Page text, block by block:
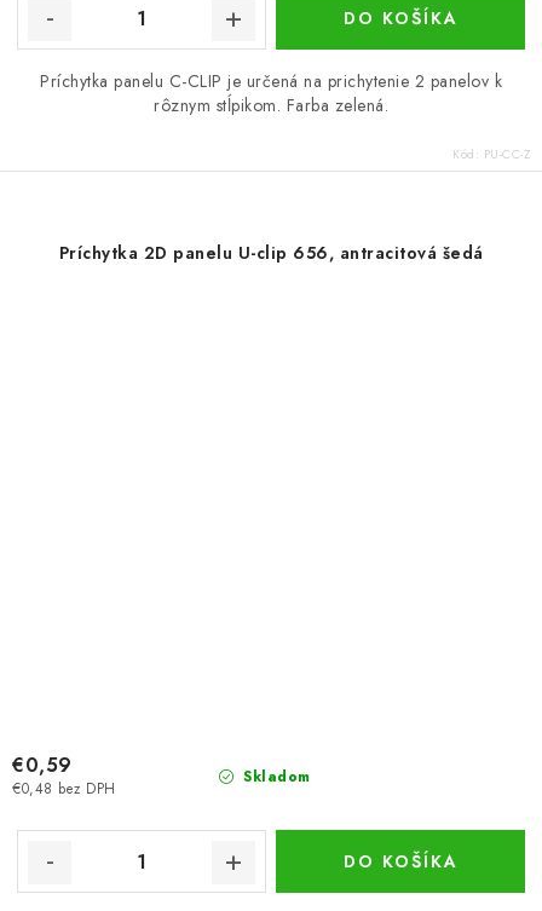
DO KOŠÍKA
Príchytka panelu C-CLIP je určená na prichytenie 2 panelov k
rôznym stĺpikom. Farba zelená.
Kód: PU-CC-Z
Príchytka 2D panelu U-clip 656, antracitová šedá
Skladom
€0,48 bez DPH
€0,59
DO KOŠÍKA